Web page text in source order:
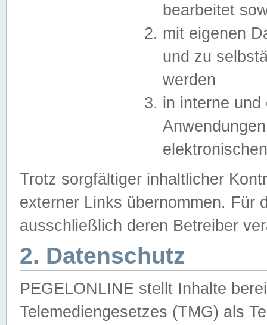
bearbeitet
mit eigenen
und zu
werden
in interne
Trotz sorgfältiger inhaltlicher
externer Links übernommen. Für
ausschließlich deren Betreiber
2. Datenschutz
PEGELONLINE stellt Inhalte
Telemediengesetzes (TMG) als